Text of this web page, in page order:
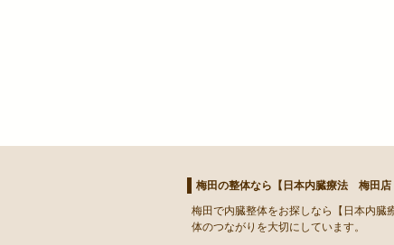
梅田の整体なら【日本内臓療法 梅田店
梅田で内臓整体をお探しなら【日本内臓
体のつながりを大切にしています。